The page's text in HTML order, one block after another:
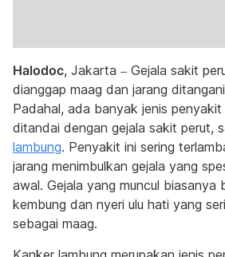
Halodoc, Jakarta – Gejala sakit
dianggap maag dan jarang
Padahal, ada banyak jenis penyakit
ditandai dengan gejala sakit perut,
lambung. Penyakit ini sering
jarang menimbulkan gejala yang
awal. Gejala yang muncul biasanya
kembung dan nyeri ulu hati yang
sebagai maag.